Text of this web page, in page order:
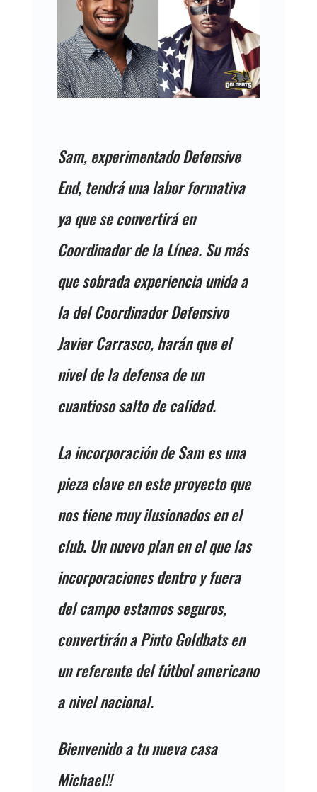
Sam, experimentado Defensive
End, tendrá una labor formativa
ya que se convertirá en
Coordinador de la Línea. Su más
que sobrada experiencia unida a
la del Coordinador Defensivo
Javier Carrasco, harán que el
nivel de la defensa de un
cuantioso salto de calidad.
La incorporación de Sam es una
pieza clave en este proyecto que
nos tiene muy ilusionados en el
club. Un nuevo plan en el que las
incorporaciones dentro y fuera
del campo estamos seguros,
convertirán a Pinto Goldbats en
un referente del fútbol americano
a nivel nacional.
Bienvenido a tu nueva casa
Michael!!